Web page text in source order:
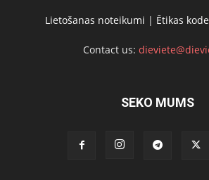
Lietošanas noteikumi | Ētikas
Contact us:
SEKO MUMS